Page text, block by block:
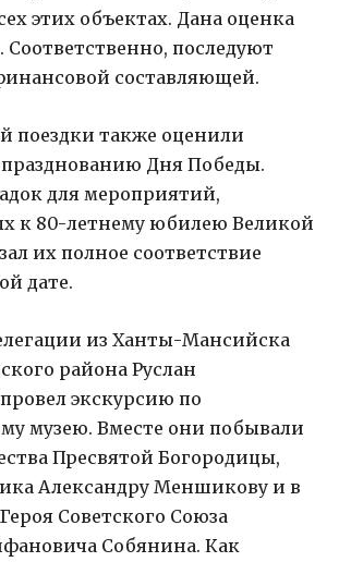
этих объектах. Дана оценка
Соответственно, последуют
составляющей.
поездки также оценили
празднованию Дня Победы.
для мероприятий,
к 80-летнему юбилею Великой
их полное соответствие
дате.
из Ханты-Мансийска
района Руслан
экскурсию по
музею. Вместе они побывали
Пресвятой Богородицы,
Александру Меншикову и в
Советского Союза
Собянина. Как